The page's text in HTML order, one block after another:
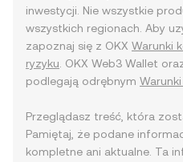
inwestycji. Nie wszystkie
wszystkich regionach. Aby
zapoznaj się z OKX Warunki
ryzyku . OKX Web3 Wallet
podlegają odrębnym Warunki
Przeglądasz treść, która
Pamiętaj, że podane
kompletne ani aktualne. Ta